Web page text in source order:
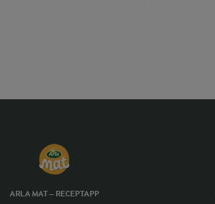
ARLA MAT – RECEPTAPP